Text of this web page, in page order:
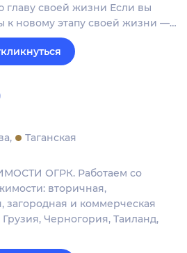
главу своей жизни Если вы
к новому этапу своей жизни —…
Таганская
ОГРК. Работаем со
вторичная,
загородная и коммерческая
Черногория, Таиланд,